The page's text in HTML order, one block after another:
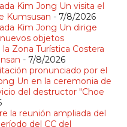
Kim Jong Un visita el
Kumsusan - 7/8/2026
Kim Jong Un dirige
objetos
Zona Turística Costera
- 7/8/2026
pronunciado por el
Un en la ceremonia de
del destructor "Choe
la reunión ampliada del
del CC del